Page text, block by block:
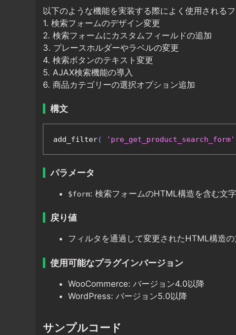
以下のような機能を実装する際によく使用されるフ
1. 検索フォームのデザイン変更
2. 検索フォームにカスタムフィールドの追加
3. プレースホルダーやラベルの変更
4. 検索ボタンのテキスト変更
5. AJAX検索機能の導入
6. 商品カテゴリーの選択オプション追加
構文
add_filter( 'pre_get_product_search_form'
パラメータ
$form: 検索フォームのHTML構造を含む文字
戻り値
フィルタを通過して変更されたHTML構造の
使用可能なプラグインバージョン
WooCommerce: バージョン4.0以降
WordPress: バージョン5.0以降
サンプルコード